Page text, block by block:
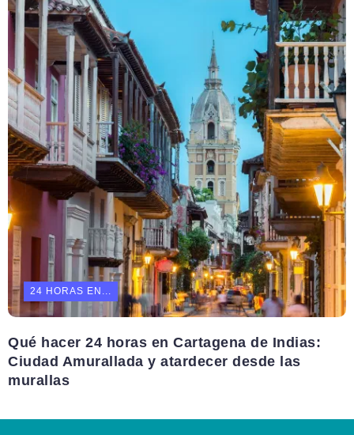
24 HORAS EN...
Qué hacer 24 horas en Cartagena de Indias:
Ciudad Amurallada y atardecer desde las
murallas